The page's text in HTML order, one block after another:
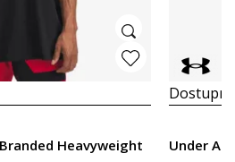
Heavyweight Under